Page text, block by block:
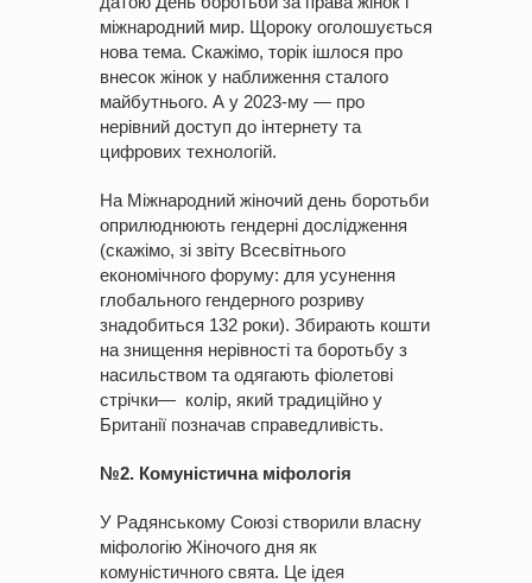
міжнародний мир. Щороку оголошується
нова тема. Скажімо, торік ішлося про
внесок жінок у наближення сталого
майбутнього. А у 2023-му — про
нерівний доступ до інтернету та
цифрових технологій.
На Міжнародний жіночий день боротьби
оприлюднюють гендерні дослідження
(скажімо, зі звіту Всесвітнього
економічного форуму: для усунення
глобального гендерного розриву
знадобиться 132 роки). Збирають кошти
на знищення нерівності та боротьбу з
насильством та одягають фіолетові
стрічки— колір, який традиційно у
Британії позначав справедливість.
№2. Комуністична міфологія
У Радянському Союзі створили власну
міфологію Жіночого дня як
комуністичного свята. Це ідея